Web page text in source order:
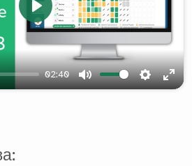
02:40
Mute Settings
Play